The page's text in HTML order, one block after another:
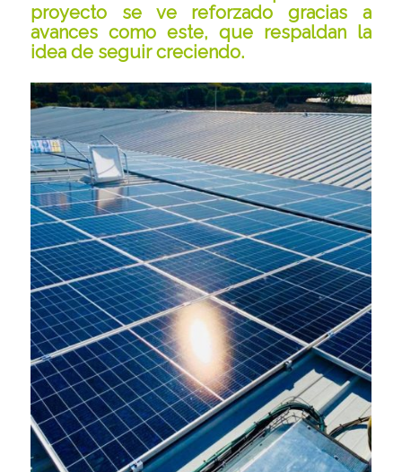
proyecto se ve reforzado gracias a
avances como este, que respaldan la
idea de seguir creciendo.